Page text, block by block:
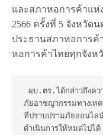
และสภาหอการค้าแห่
2566 ครั้งที่ 5 จังหวั
ประธานสภาหอการค้
หอการค้าไทยทุกจังห
ภัยอาชญากรรมทางเท
ที่ปราบปรามภัยออนไล
ดำเนินการให้หมดไปไ